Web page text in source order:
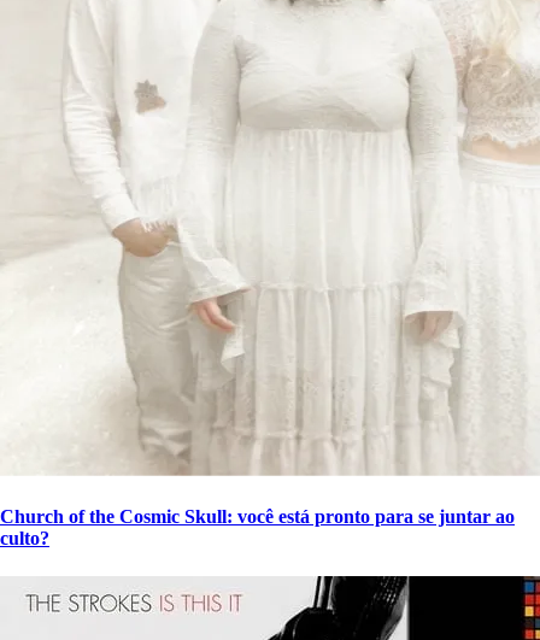
Church of the Cosmic Skull: você está pronto para se juntar ao
culto?